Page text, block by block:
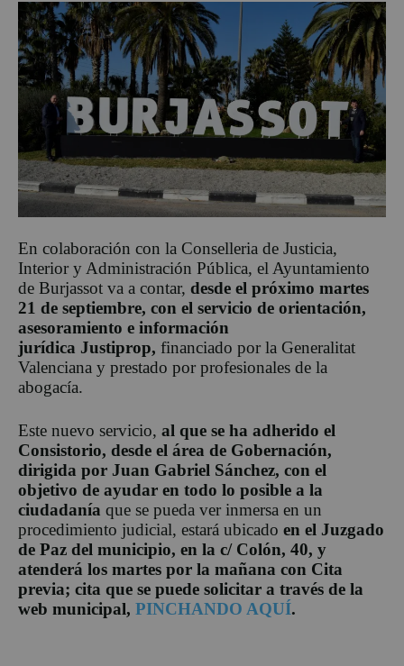
En colaboración con la Conselleria de Justicia,
Interior y Administración Pública, el Ayuntamiento
de Burjassot va a contar, desde el próximo martes
21 de septiembre, con el servicio de orientación,
asesoramiento e información
jurídica Justiprop, financiado por la Generalitat
Valenciana y prestado por profesionales de la
abogacía.
Este nuevo servicio, al que se ha adherido el
Consistorio, desde el área de Gobernación,
dirigida por Juan Gabriel Sánchez, con el
objetivo de ayudar en todo lo posible a la
ciudadanía que se pueda ver inmersa en un
procedimiento judicial, estará ubicado en el Juzgado
de Paz del municipio, en la c/ Colón, 40, y
atenderá los martes por la mañana con Cita
previa; cita que se puede solicitar a través de la
web municipal, PINCHANDO AQUÍ.